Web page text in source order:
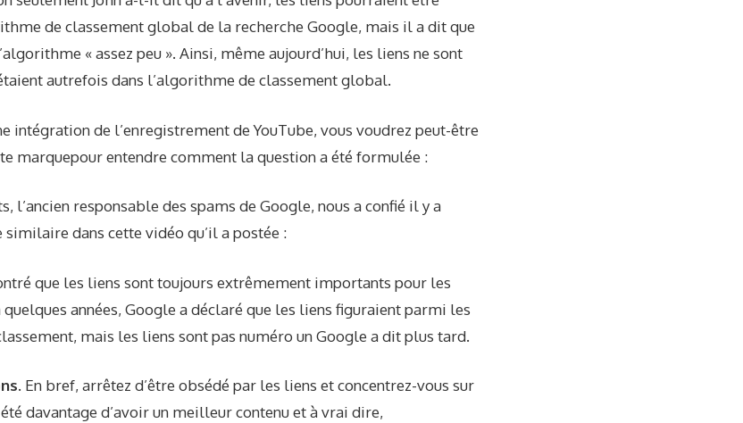
de classement global de la recherche Google, mais il a dit que
« assez peu ». Ainsi, même aujourd’hui, les liens ne sont
autrefois dans l’algorithme de classement global.
intégration de l’enregistrement de YouTube, vous voudrez peut-être
marquepour entendre comment la question a été formulée :
l’ancien responsable des spams de Google, nous a confié il y a
similaire dans cette vidéo qu’il a postée :
que les liens sont toujours extrêmement importants pour les
années, Google a déclaré que les liens figuraient parmi les
mais les liens sontpas numéro unGoogle a dit plus tard.
En bref, arrêtez d’être obsédé par les liens et concentrez-vous sur
davantage d’avoir un meilleur contenu et à vrai dire,